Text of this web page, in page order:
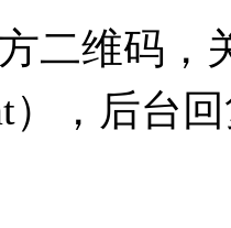
二维码，
），后台